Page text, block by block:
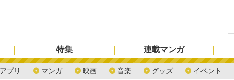
プリ マンガ 映画 音楽 グッズ イベント
特集 連載マンガ